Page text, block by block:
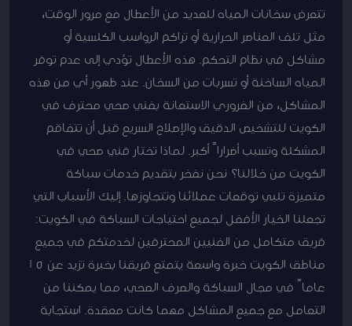
تتعرض سخانات المياه للعديد من الأعطال مع مرور الوقت،
مثل تلف العناصر الحرارية أو تراكم الرواسب الكلسية أو
مشاكل في نظام التحكم. هذه الأعطال تؤدي إلى عدم توفر
المياه الساخنة أو تسربات من السخان. عند ظهور أي من هذه
المشاكل، من الضروري الاستعانة بفني صحي محترف في
الكويت للتشخيص الدقيق والإصلاح السريع قبل أن تتفاقم
المشكلة وتسبب أضراراً أكبر. لماذا تختار فني صحي في
الكويت من خلالنا؟ نحن نفخر بتقديم خدمات سباكة
متميزة تلبي توقعات عملائنا وتتجاوزها. إليك الأسباب التي
تجعلنا الخيار الأفضل لجميع احتياجات السباكة في الكويت:
فريق متكامل من الفنيين المحترفين لخدمتكم في جميع
مناطق الكويت خبرة واسعة يتمتع فريقنا بخبرة تزيد عن 15
عاماً في مجال السباكة والصرف الصحي، مما يمكننا من
التعامل مع جميع المشاكل مهما كانت معقدة. استجابة